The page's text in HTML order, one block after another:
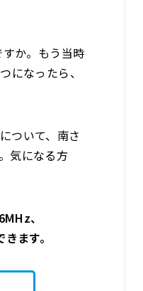
か。もう当時
になったら、
ついて、南さ
気になる方
、
ます。